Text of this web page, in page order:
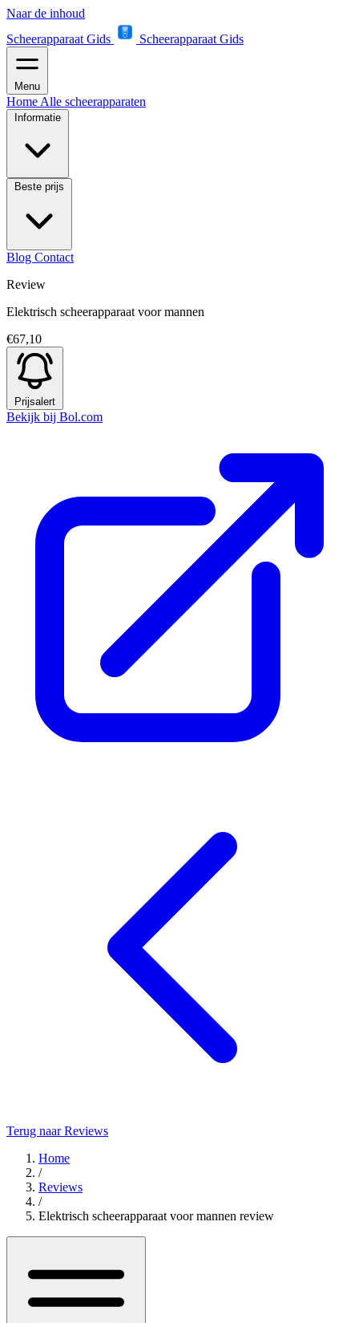
Naar de inhoud
Scheerapparaat Gids
Scheerapparaat Gids
Menu
Home Alle scheerapparaten
Informatie
Beste prijs
Blog Contact
Review
Elektrisch scheerapparaat voor mannen
€67,10
Prijsalert
Bekijk bij Bol.com
Terug naar Reviews
Home
/
Reviews
/
Elektrisch scheerapparaat voor mannen review